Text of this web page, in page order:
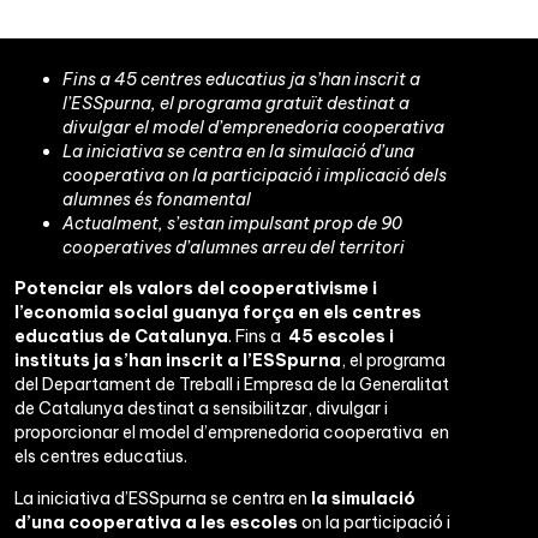
Fins a 45 centres educatius ja s’han inscrit a
l’ESSpurna, el programa gratuït destinat a
divulgar el model d’emprenedoria cooperativa
La iniciativa se centra en la simulació d’una
cooperativa on la participació i implicació dels
alumnes és fonamental
Actualment, s’estan impulsant prop de 90
cooperatives d’alumnes arreu del territori
Potenciar els valors del cooperativisme i
l’economia social guanya força en els centres
educatius de Catalunya. Fins a 45 escoles i
instituts ja s’han inscrit a l’ESSpurna, el programa
del Departament de Treball i Empresa de la Generalitat
de Catalunya destinat a sensibilitzar, divulgar i
proporcionar el model d’emprenedoria cooperativa en
els centres educatius.
La iniciativa d’ESSpurna se centra en la simulació
d’una cooperativa a les escoleson la participació i